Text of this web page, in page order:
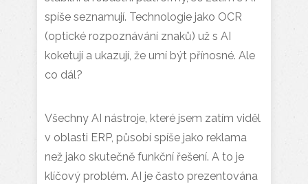
spíše seznamují. Technologie jako OCR
(optické rozpoznávání znaků) už s AI
koketují a ukazují, že umí být přínosné. Ale
co dál?
Všechny AI nástroje, které jsem zatím viděl
v oblasti ERP, působí spíše jako reklama
než jako skutečně funkční řešení. A to je
klíčový problém. AI je často prezentována